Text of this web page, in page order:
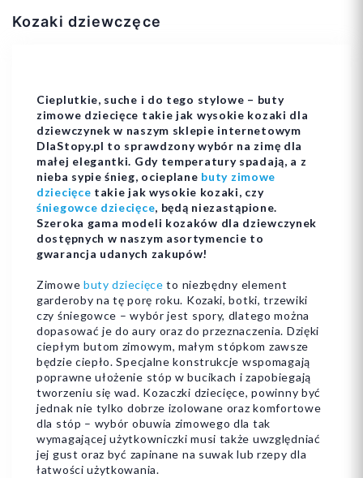
Kozaki dziewczęce
Cieplutkie, suche i do tego stylowe – buty
zimowe dziecięce takie jak wysokie kozaki dla
dziewczynek w naszym sklepie internetowym
DlaStopy.pl to sprawdzony wybór na zimę dla
małej elegantki. Gdy temperatury spadają, a z
nieba sypie śnieg, ocieplane buty zimowe
dziecięce takie jak wysokie kozaki, czy
śniegowce dziecięce, będą niezastąpione.
Szeroka gama modeli kozaków dla dziewczynek
dostępnych w naszym asortymencie to
gwarancja udanych zakupów!
Zimowe buty dziecięce to niezbędny element
garderoby na tę porę roku. Kozaki, botki, trzewiki
czy śniegowce – wybór jest spory, dlatego można
dopasować je do aury oraz do przeznaczenia. Dzięki
ciepłym butom zimowym, małym stópkom zawsze
będzie ciepło. Specjalne konstrukcje wspomagają
poprawne ułożenie stóp w bucikach i zapobiegają
tworzeniu się wad. Kozaczki dziecięce, powinny być
jednak nie tylko dobrze izolowane oraz komfortowe
dla stóp – wybór obuwia zimowego dla tak
wymagającej użytkowniczki musi także uwzględniać
jej gust oraz być zapinane na suwak lub rzepy dla
łatwości użytkowania.
22 23 25
Dodaj do koszyka Dodaj do koszyka